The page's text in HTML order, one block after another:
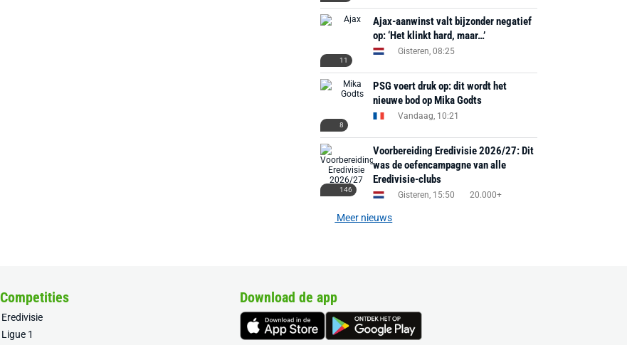
11
Ajax-aanwinst valt bijzonder negatief
op: ‘Het klinkt hard, maar…’
Gisteren, 08:25
8
PSG voert druk op: dit wordt het
nieuwe bod op Mika Godts
Vandaag, 10:21
146
Voorbereiding Eredivisie 2026/27: Dit
was de oefencampagne van alle
Eredivisie-clubs
Gisteren, 15:50 20.000+
Meer nieuws
Competities
Eredivisie
Ligue 1
Download de app